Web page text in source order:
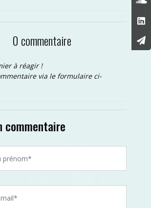
0 commentaire
à réagir !
via le formulaire ci-
commentaire